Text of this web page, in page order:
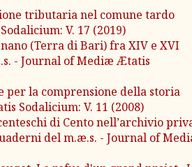
tributaria nel comune tardo
V. 17 (2019)
(Terra di Bari) fra XIV e XVI
- Journal of Mediæ Ætatis
la comprensione della storia
Sodalicium: V. 11 (2008)
di Cento nell’archivio
del m.æ.s. - Journal of